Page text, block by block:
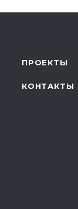
ПРОЕКТЫ
КОНТАКТЫ